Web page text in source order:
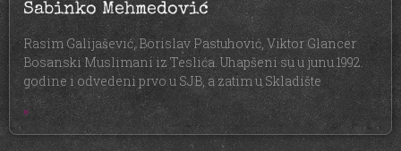
Sabinko Mehmedović
Rasim Galijašević, Borislav Pastuhović, Viktor Glancer
Bosanski Muslimani iz Teslića. Uhapšeni su u junu 1992.
godine i odvedeni prvo u SJB, a zatim u Skladište
»